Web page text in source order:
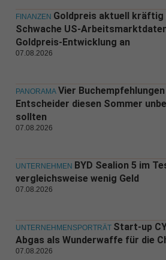
FINANZEN Goldpreis aktuell kräftig
Schwache US-
Goldpreis-Entwicklung an
07.08.2026
PANORAMA Vier
Entscheider diesen Sommer
sollten
07.08.2026
UNTERNEHMEN BYD Sealion 5 im
vergleichsweise wenig Geld
07.08.2026
UNTERNEHMENSPORTRÄT Start-up
Abgas als Wunderwaffe für die
07.08.2026